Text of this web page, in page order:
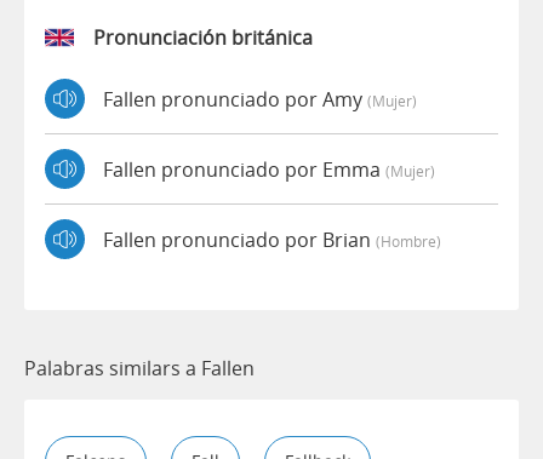
Pronunciación británica
Fallen pronunciado por Amy (mujer)
Fallen pronunciado por Emma (mujer)
Fallen pronunciado por Brian (hombre)
Palabras similars a Fallen